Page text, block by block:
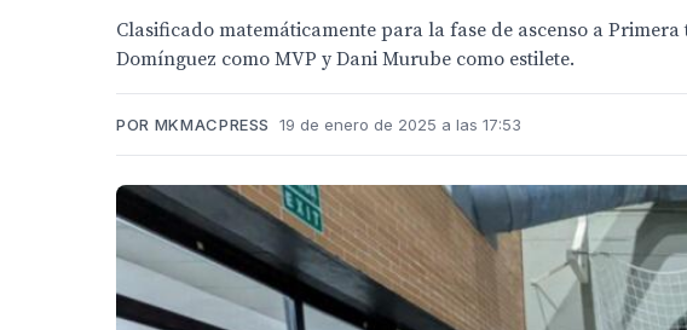
Clasificado matemáticamente para la fase de ascenso a
Domínguez como MVP y Dani Murube como estilete.
POR MKMACPRESS 19 de enero de 2025 a las 17:53